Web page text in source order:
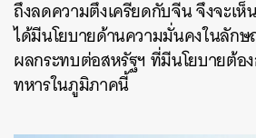
ถึงลดความตึงเครียดกับจีน จึงจะเ
ได้มีนโยบายด้านความมั่นคงในลักษ
ผลกระทบต่อสหรัฐฯ ที่มีนโยบายต้อ
ทหารในภูมิภาคนี้